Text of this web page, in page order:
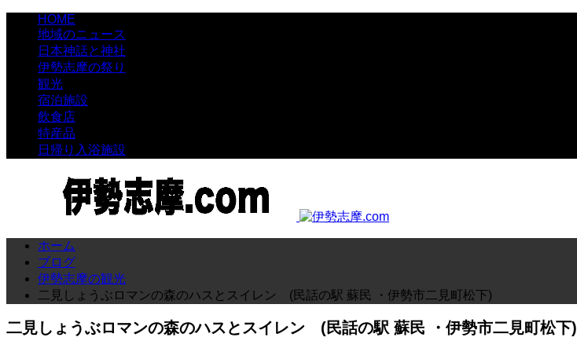
HOME
地域のニュース
日本神話と神社
伊勢志摩の祭り
観光
宿泊施設
飲食店
特産品
日帰り入浴施設
ホーム
ブログ
伊勢志摩の観光
二見しょうぶロマンの森のハスとスイレン (民話の駅 蘇民 ・伊勢市二見町松下)
二見しょうぶロマンの森のハスとスイレン (民話の駅 蘇民 ・伊勢市二見町松下)